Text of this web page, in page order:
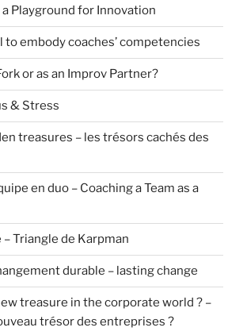
Playground for Innovation
to embody coaches’ competencies
or as an Improv Partner?
& Stress
treasures – les trésors cachés des
en duo – Coaching a Team as a
– Triangle de Karpman
durable – lasting change
treasure in the corporate world ? –
trésor des entreprises ?